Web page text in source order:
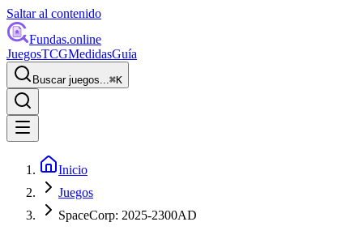
Saltar al contenido
Fundas.online
JuegosTCGMedidasGuía
Buscar juegos...⌘K
Inicio
Juegos
SpaceCorp: 2025-2300AD